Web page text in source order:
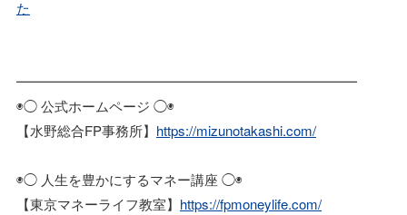
た
━━━━━━━━━━━━━━━━━━━━━━━━━
◉◯ 公式ホームページ ◯◉
【水野総合FP事務所】 https://mizunotakashi.com/
◉◯ 人生を豊かにするマネー講座 ◯◉
【東京マネーライフ教室】 https://fpmoneylife.com/